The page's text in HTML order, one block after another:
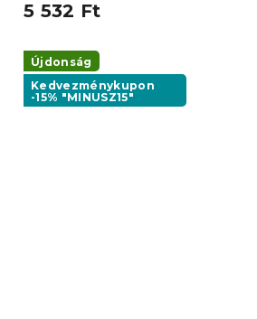
5 532 Ft
Újdonság
Kedvezménykupon
-15% "MINUSZ15"